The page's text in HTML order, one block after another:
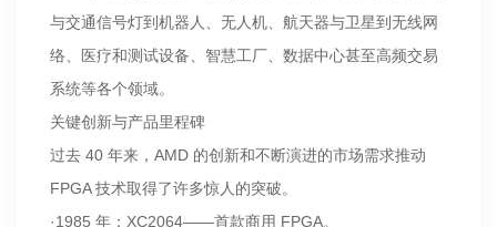
与交通信号灯到机器人、无人机、航天器与卫星到无线网
络、医疗和测试设备、智慧工厂、数据中心甚至高频交易
系统等各个领域。
关键创新与产品里程碑
过去 40 年来，AMD 的创新和不断演进的市场需求推动
FPGA 技术取得了许多惊人的突破。
·1985 年：XC2064——首款商用 FPGA。